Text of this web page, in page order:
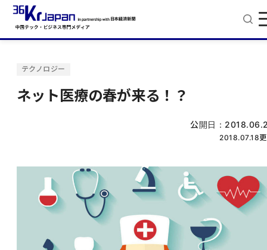
テクノロジー
ネット医療の春が来る！？
公開日：
2018.07.18